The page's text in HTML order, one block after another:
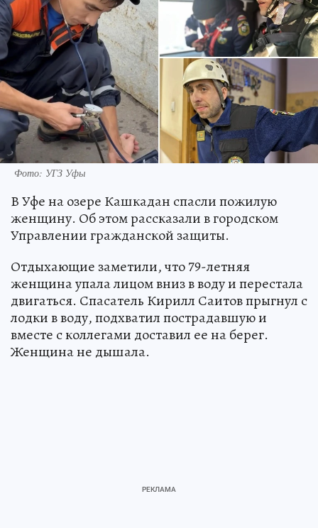
Фото: УГЗ Уфы
В Уфе на озере Кашкадан спасли пожилую
женщину. Об этом рассказали в городском
Управлении гражданской защиты.
Отдыхающие заметили, что 79-летняя
женщина упала лицом вниз в воду и перестала
двигаться. Спасатель Кирилл Саитов прыгнул с
лодки в воду, подхватил пострадавшую и
вместе с коллегами доставил ее на берег.
Женщина не дышала.